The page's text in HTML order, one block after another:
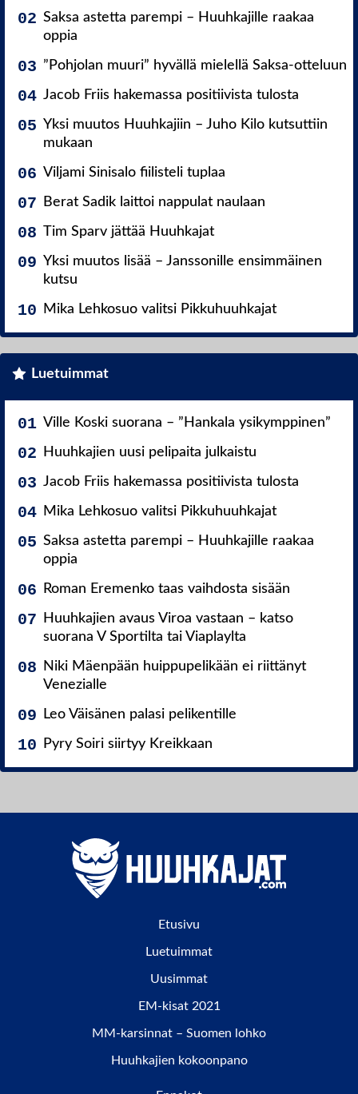
Saksa astetta parempi – Huuhkajille raakaa
oppia
”Pohjolan muuri” hyvällä mielellä Saksa-otteluun
Jacob Friis hakemassa positiivista tulosta
Yksi muutos Huuhkajiin – Juho Kilo kutsuttiin
mukaan
Viljami Sinisalo fiilisteli tuplaa
Berat Sadik laittoi nappulat naulaan
Tim Sparv jättää Huuhkajat
Yksi muutos lisää – Janssonille ensimmäinen
kutsu
Mika Lehkosuo valitsi Pikkuhuuhkajat
Luetuimmat
Ville Koski suorana – ”Hankala ysikymppinen”
Huuhkajien uusi pelipaita julkaistu
Jacob Friis hakemassa positiivista tulosta
Mika Lehkosuo valitsi Pikkuhuuhkajat
Saksa astetta parempi – Huuhkajille raakaa
oppia
Roman Eremenko taas vaihdosta sisään
Huuhkajien avaus Viroa vastaan – katso
suorana V Sportilta tai Viaplaylta
Niki Mäenpään huippupelikään ei riittänyt
Venezialle
Leo Väisänen palasi pelikentille
Pyry Soiri siirtyy Kreikkaan
Etusivu
Luetuimmat
Uusimmat
EM-kisat 2021
MM-karsinnat – Suomen lohko
Huuhkajien kokoonpano